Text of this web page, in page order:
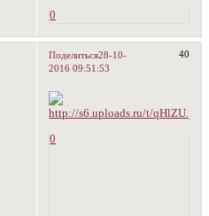
0
Поделиться 40
28-10-
2016 09:51:53
0